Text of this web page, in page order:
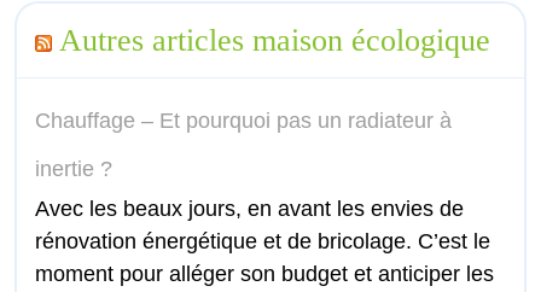
Autres articles maison écologique
Chauffage – Et pourquoi pas un radiateur à
inertie ?
Avec les beaux jours, en avant les envies de
rénovation énergétique et de bricolage. C’est le
moment pour alléger son budget et anticiper les